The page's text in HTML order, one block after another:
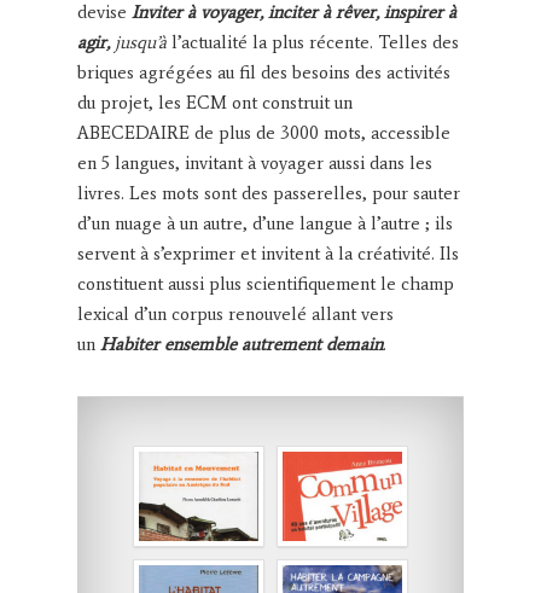
devise Inviter à voyager, inciter à rêver, inspirer à
agir, jusqu’à l’actualité la plus récente. Telles des
briques agrégées au fil des besoins des activités
du projet, les ECM ont construit un
ABECEDAIRE de plus de 3000 mots, accessible
en 5 langues, invitant à voyager aussi dans les
livres. Les mots sont des passerelles, pour sauter
d’un nuage à un autre, d’une langue à l’autre ; ils
servent à s’exprimer et invitent à la créativité. Ils
constituent aussi plus scientifiquement le champ
lexical d’un corpus renouvelé allant vers
un Habiter ensemble autrement demain.